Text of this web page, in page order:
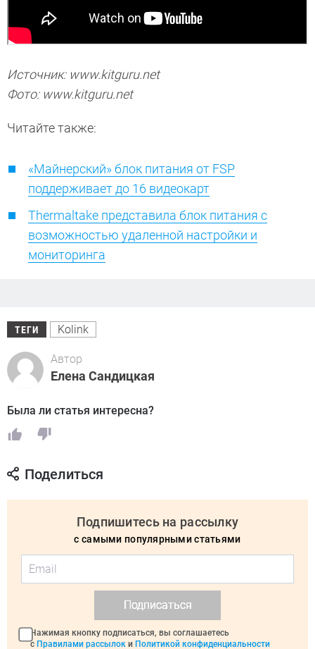
Источник: www.kitguru.net
Фото: www.kitguru.net
Читайте также:
«Майнерский» блок питания от FSP
поддерживает до 16 видеокарт
Thermaltake представила блок питания с
возможностью удаленной настройки и
мониторинга
ТЕГИ Kolink
Автор
Елена Сандицкая
Была ли статья интересна?
Поделиться
Подпишитесь на рассылку
с самыми популярными статьями
Подписаться
Нажимая кнопку подписаться, вы соглашаетесь
с Правилами рассылок и Политикой конфиденциальности